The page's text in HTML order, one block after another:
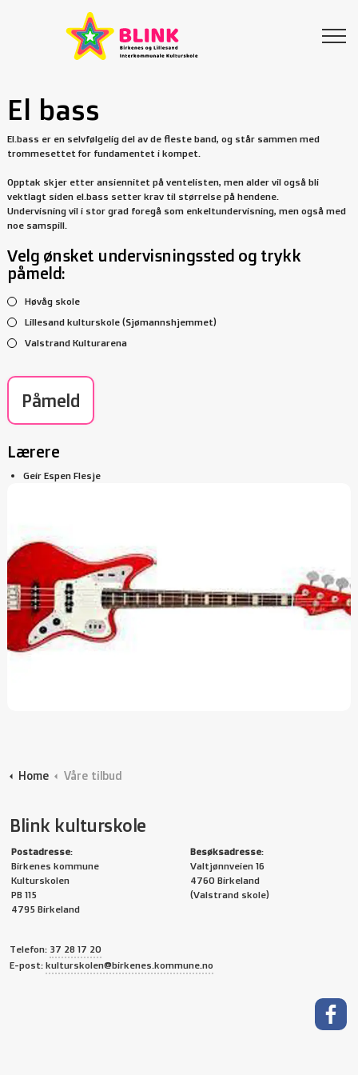
El bass
El.bass er en selvfølgelig del av de fleste band, og står sammen med
trommesettet for fundamentet i kompet.
Opptak skjer etter ansiennitet på ventelisten, men alder vil også bli
vektlagt siden el.bass setter krav til størrelse på hendene.
Undervisning vil i stor grad foregå som enkeltundervisning, men også med
noe samspill.
Velg ønsket undervisningssted og trykk
påmeld:
Høvåg skole
Lillesand kulturskole (Sjømannshjemmet)
Valstrand Kulturarena
Påmeld
Lærere
Geir Espen Flesje
Home Våre tilbud
Blink kulturskole
Postadresse:
Birkenes kommune
Kulturskolen
PB 115
4795 Birkeland
Besøksadresse:
Valtjønnveien 16
4760 Birkeland
(Valstrand skole)
Telefon: 37 28 17 20
E-post: kulturskolen@birkenes.kommune.no